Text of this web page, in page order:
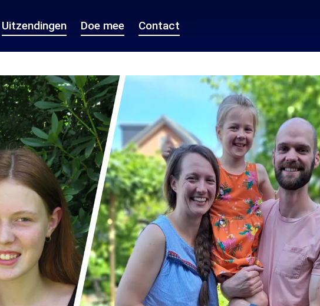
Uitzendingen Doe mee Contact